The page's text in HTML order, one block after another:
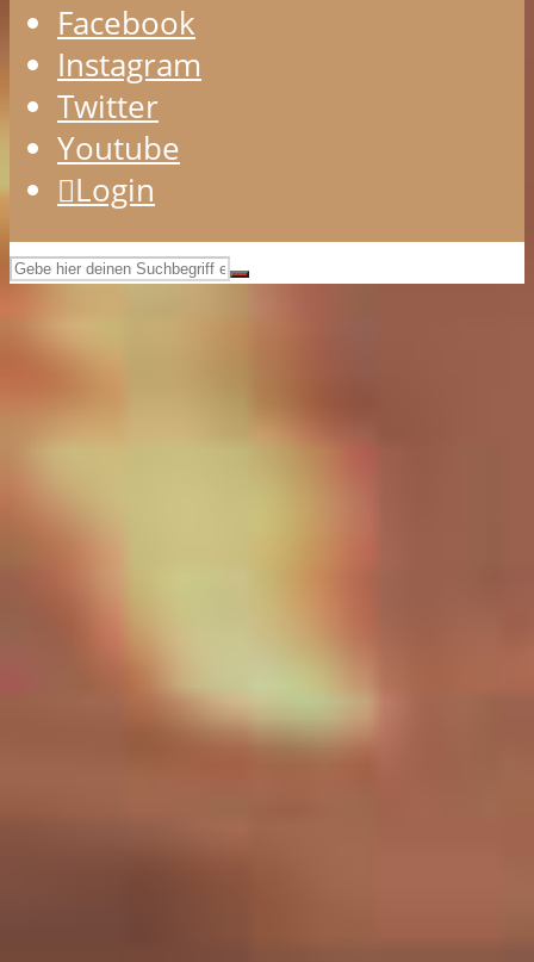
Facebook
Instagram
Twitter
Youtube
Login